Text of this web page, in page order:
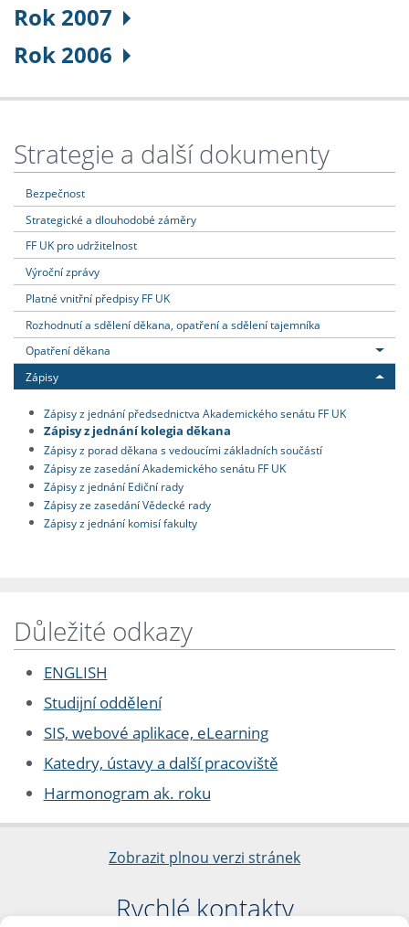
Rok 2007
Rok 2006
Strategie a další dokumenty
Bezpečnost
Strategické a dlouhodobé záměry
FF UK pro udržitelnost
Výroční zprávy
Platné vnitřní předpisy FF UK
Rozhodnutí a sdělení děkana, opatření a sdělení tajemníka
Opatření děkana
Zápisy
Zápisy z jednání předsednictva Akademického senátu FF UK
Zápisy z jednání kolegia děkana
Zápisy z porad děkana s vedoucími základních součástí
Zápisy ze zasedání Akademického senátu FF UK
Zápisy z jednání Ediční rady
Zápisy ze zasedání Vědecké rady
Zápisy z jednání komisí fakulty
Důležité odkazy
ENGLISH
Studijní oddělení
SIS, webové aplikace, eLearning
Katedry, ústavy a další pracoviště
Harmonogram ak. roku
Zobrazit plnou verzi stránek
Rychlé kontakty